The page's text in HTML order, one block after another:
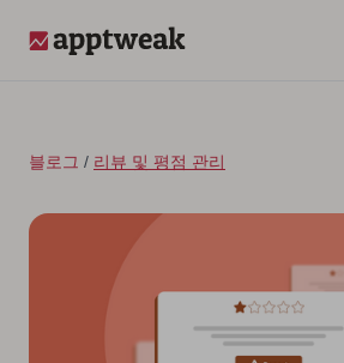
블로그 / 리뷰 및 평점 관리